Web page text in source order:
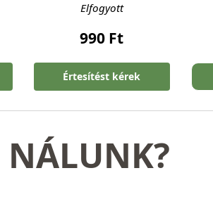
Elfogyott
990 Ft
Értesítést kérek
NÁLUNK?